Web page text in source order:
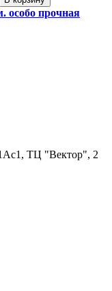
особо прочная
ТЦ "Вектор", 2